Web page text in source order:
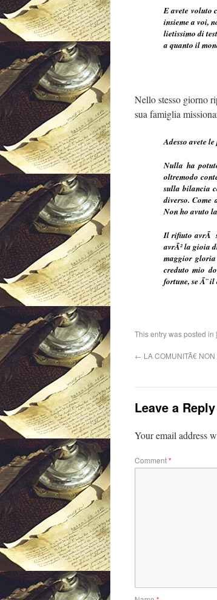
E avete voluto
insieme a voi,
lietissimo di
a quanto il
Nello stesso giorno
sua famiglia
Adesso avete
Nulla ha
oltremodo
sulla bilancia
diverso. Come
Non ho avuto
Il rifiuto avrÃ
avrÃ² la gioia
maggior
creduto mio
fortune, se Ã¨
This entry was posted in
← LA COMUNITÃ€
Leave a Reply
Your email address
Comment*